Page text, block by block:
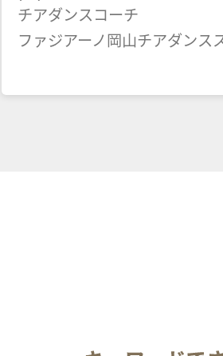
チアダンスコーチ
ファジアーノ岡山チアダンス